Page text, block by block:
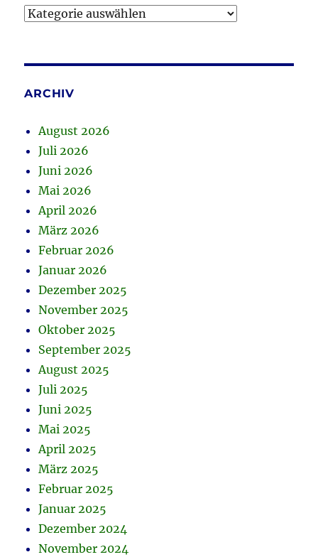
Kategorien
ARCHIV
August 2026
Juli 2026
Juni 2026
Mai 2026
April 2026
März 2026
Februar 2026
Januar 2026
Dezember 2025
November 2025
Oktober 2025
September 2025
August 2025
Juli 2025
Juni 2025
Mai 2025
April 2025
März 2025
Februar 2025
Januar 2025
Dezember 2024
November 2024